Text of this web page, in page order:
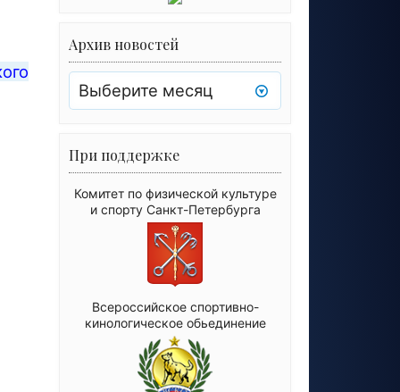
Архив новостей
Архив
новостей
При поддержке
Комитет по физической культуре
и спорту Санкт-Петербурга
Всероссийское спортивно-
кинологическое обьединение